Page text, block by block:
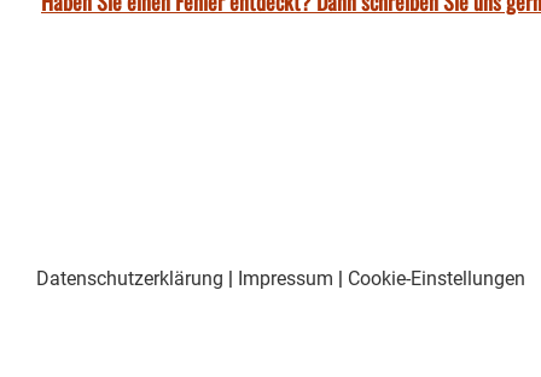
Datenschutzerklärung | Impressum | Cookie-Einstellungen